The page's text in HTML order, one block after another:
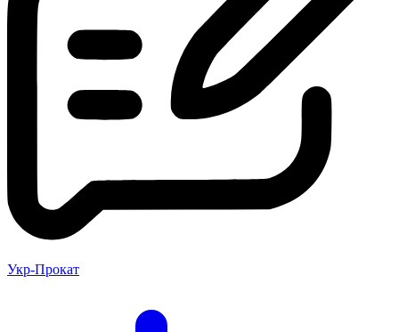
Укр-Прокат